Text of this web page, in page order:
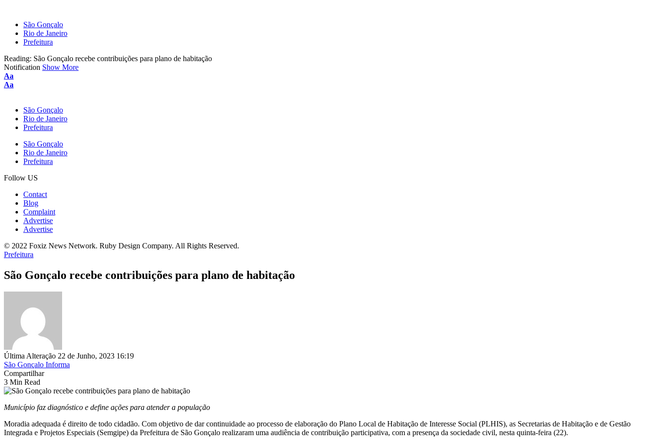
São Gonçalo
Rio de Janeiro
Prefeitura
Reading: São Gonçalo recebe contribuições para plano de habitação
Notification Show More
Aa
Aa
São Gonçalo
Rio de Janeiro
Prefeitura
São Gonçalo
Rio de Janeiro
Prefeitura
Follow US
Contact
Blog
Complaint
Advertise
Advertise
© 2022 Foxiz News Network. Ruby Design Company. All Rights Reserved.
Prefeitura
São Gonçalo recebe contribuições para plano de habitação
Última Alteração 22 de Junho, 2023 16:19
São Gonçalo Informa
Compartilhar
3 Min Read
Município faz diagnóstico e define ações para atender a população
Moradia adequada é direito de todo cidadão. Com objetivo de dar continuidade ao processo de elaboração do Plano Local de Habitação de Interesse Social (PLHIS), as Secretarias de Habitação e de Gestão
Integrada e Projetos Especiais (Semgipe) da Prefeitura de São Gonçalo realizaram uma audiência de contribuição participativa, com a presença da sociedade civil, nesta quinta-feira (22).